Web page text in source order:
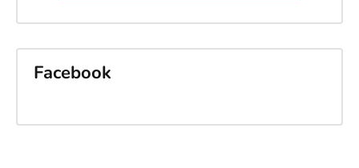
Facebook